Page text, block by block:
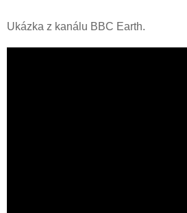
Ukázka z kanálu BBC Earth.